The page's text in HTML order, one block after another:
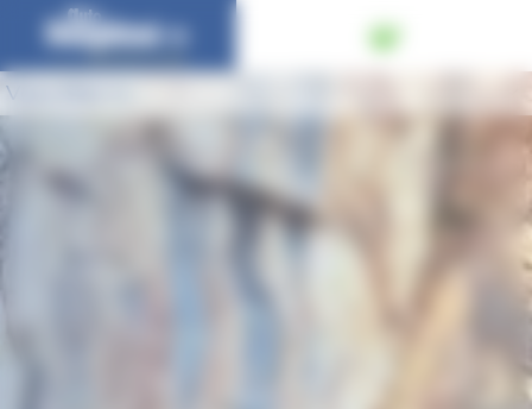
Vous êtes ici :
Panneau de gestion des cookies